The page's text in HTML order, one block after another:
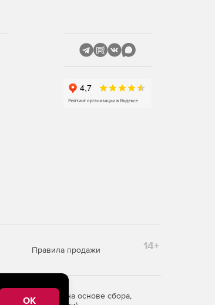
Правила продажи 14+
информации на основе сбора,
OK